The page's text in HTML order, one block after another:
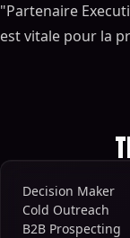
"Partenaire
est vitale pour la
Decision Maker
Cold Outreach
B2B Prospecting